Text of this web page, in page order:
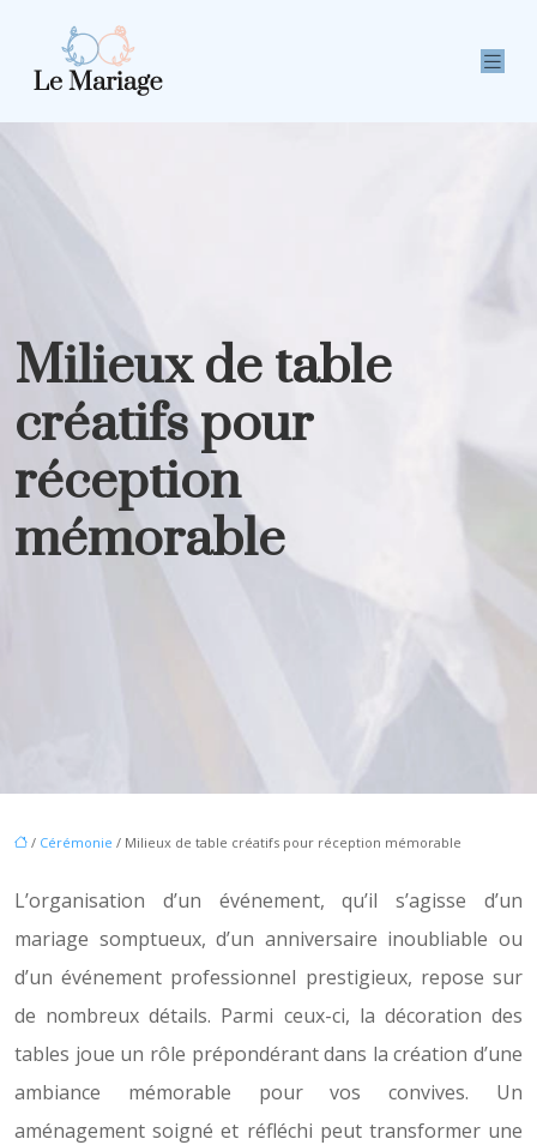
Milieux de table
créatifs pour
réception
mémorable
/ Cérémonie / Milieux de table créatifs pour réception mémorable
L’organisation d’un événement, qu’il s’agisse d’un
mariage somptueux, d’un anniversaire inoubliable ou
d’un événement professionnel prestigieux, repose sur
de nombreux détails. Parmi ceux-ci, la décoration des
tables joue un rôle prépondérant dans la création d’une
ambiance mémorable pour vos convives. Un
aménagement soigné et réfléchi peut transformer une